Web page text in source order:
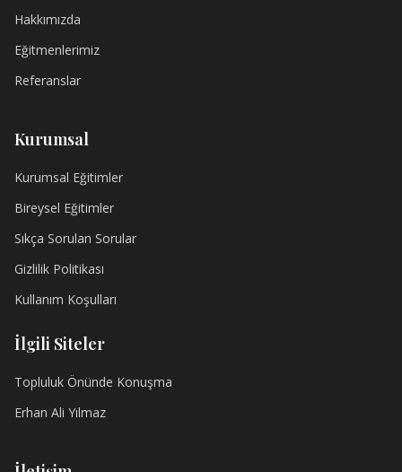
Hakkımızda
Eğitmenlerimiz
Referanslar
Kurumsal
Kurumsal Eğitimler
Bireysel Eğitimler
Sıkça Sorulan Sorular
Gizlilik Politikası
Kullanım Koşulları
İlgili Siteler
Topluluk Önünde Konuşma
Erhan Ali Yılmaz